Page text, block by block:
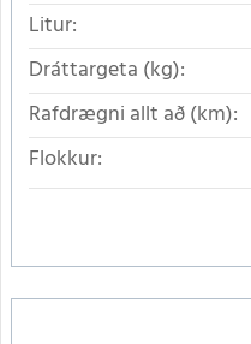
Litur:
Dráttargeta (kg):
Rafdrægni allt að (km):
Flokkur: